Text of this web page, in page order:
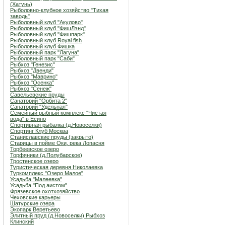
(Хатунь)
Рыболовно-клубное хозяйство "Тихая
заводь"
Рыболовный клуб "Акулово"
Рыболовный клуб "ФишЛэнд"
Рыболовный клуб "Фишпарк"
Рыболовный клуб Royal fish
Рыболовный клуб Фишка
Рыболовный парк "Лагуна"
Рыболовный парк "Саби"
Рыбхоз "Генезис"
Рыбхоз "Двенди"
Рыбхоз "Маврино"
Рыбхоз "Осенка"
Рыбхоз "Сенеж"
Савельевские пруды
Санаторий "Орбита 2"
Санаторий "Удельная"
Семейный рыбный комплекс "Чистая
вода" в Есино
Спортивная рыбалка (д.Новоселки)
Спортинг Клуб Москва
Станиславские пруды (закрыто)
Старицы в пойме Оки, река Лопасня
Торбеевское озеро
Торфяники (д.Полубарское)
Тростенское озеро
Туристическая деревня Николаевка
Туркомплекс "Озеро Малое"
Усадьба "Малеевка"
Усадьба "Под аистом"
Фрязевское охотхозяйство
Чеховские карьеры
Шатурские озера
Экопарк Веретьево
Элитный пруд (д.Новоселки) Рыбхоз
Клинский